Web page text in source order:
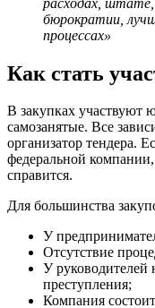
бюрократии,
процессах»
Как стать
В закупках участвуют
самозанятые. Все
организатор тендера.
федеральной
справится.
Для большинства
У
Отсутствие
У руководителей
преступления;
Компания